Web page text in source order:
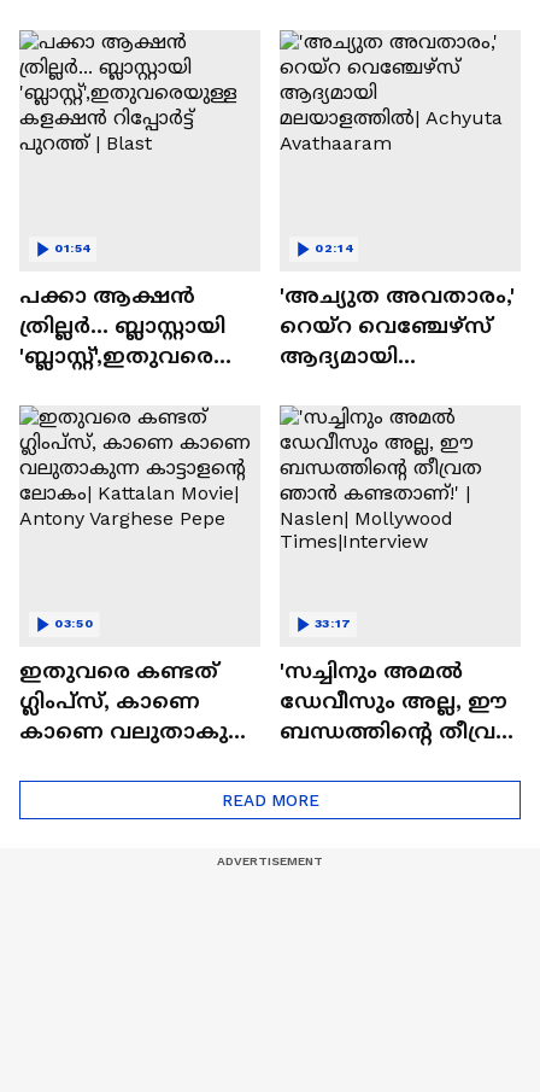
പക്കാ ആക്ഷൻ
ത്രില്ലർ... ബ്ലാസ്റ്റായി
'ബ്ലാസ്റ്റ്',ഇതുവരെയു
റിപ്പോർട്ട് പുറത്ത് |
Blast
01:54
'അച്യുത അവതാരം,'
റെയ്റ വെഞ്ചേഴ്‌സ്
ആദ്യമായി
Achyuta Avathaaram
02:14
ഇതുവരെ കണ്ടത്
ഗ്ലിംപ്സ്, കാണെ
കാണെ വലുതാകുന്ന
Antony Varghese Pepe
03:50
'സച്ചിനും അമൽ
ഡേവീസും അല്ല, ഈ
ബന്ധത്തിൻ്റെ തീവ്രത
Naslen| Mollywood
Times|Interview
33:17
READ MORE